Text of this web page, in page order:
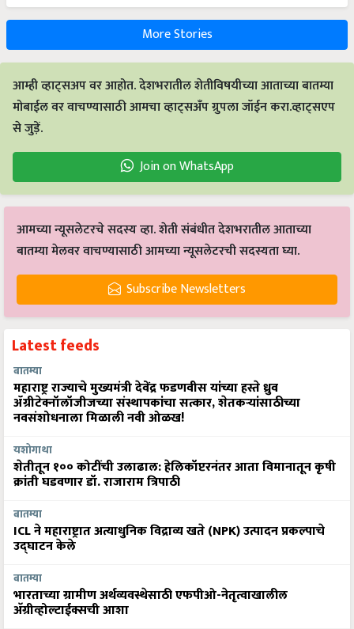
More Stories
आम्ही व्हाट्सअप वर आहोत. देशभरातील शेतीविषयीच्या आताच्या बातम्या
मोबाईल वर वाचण्यासाठी आमचा व्हाट्सअँप ग्रुपला जॉईन करा.व्हाट्सएप
से जुड़ें.
Join on WhatsApp
आमच्या न्यूसलेटरचे सदस्य व्हा. शेती संबंधीत देशभरातील आताच्या
बातम्या मेलवर वाचण्यासाठी आमच्या न्यूसलेटरची सदस्यता घ्या.
Subscribe Newsletters
Latest feeds
बातम्या
महाराष्ट्र राज्याचे मुख्यमंत्री देवेंद्र फडणवीस यांच्या हस्ते ध्रुव
ॲग्रीटेक्नॉलॉजीजच्या संस्थापकांचा सत्कार, शेतकऱ्यांसाठीच्या
नवसंशोधनाला मिळाली नवी ओळख!
यशोगाथा
शेतीतून १०० कोटींची उलाढाल: हेलिकॉप्टरनंतर आता विमानातून कृषी
क्रांती घडवणार डॉ. राजाराम त्रिपाठी
बातम्या
ICL ने महाराष्ट्रात अत्याधुनिक विद्राव्य खते (NPK) उत्पादन प्रकल्पाचे
उद्घाटन केले
बातम्या
भारताच्या ग्रामीण अर्थव्यवस्थेसाठी एफपीओ-नेतृत्वाखालील
अ‍ॅग्रीव्होल्टाईक्सची आशा